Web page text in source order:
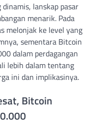
lanskap pasar
menarik. Pada
melonjak ke level yang
sementara Bitcoin
dalam perdagangan
lebih dalam tentang
ini dan implikasinya.
Bitcoin